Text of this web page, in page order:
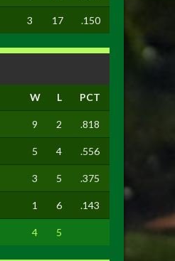
3 17 .150
W L PCT
9 2 .818
5 4 .556
3 5 .375
1 6 .143
4 5